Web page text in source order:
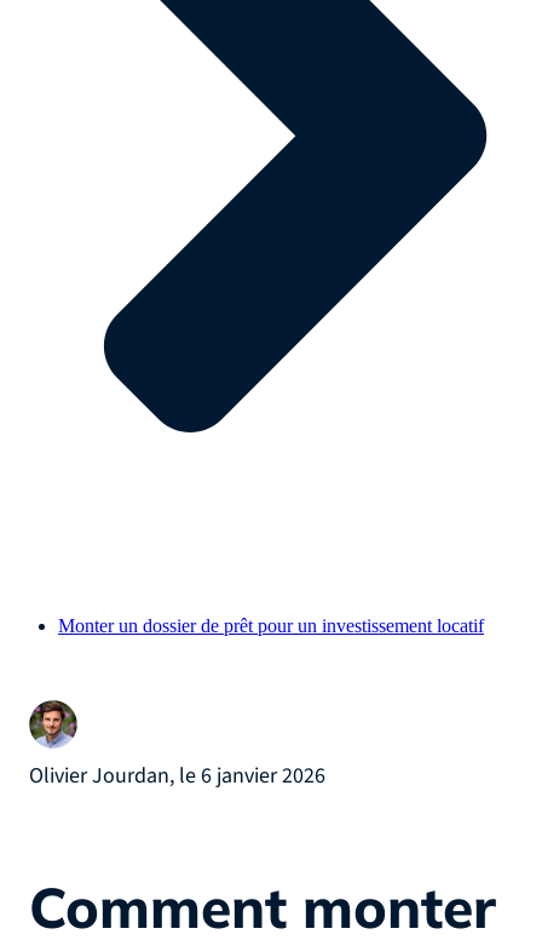
Monter un dossier de prêt pour un investissement locatif
Olivier Jourdan, le 6 janvier 2026
Comment monter